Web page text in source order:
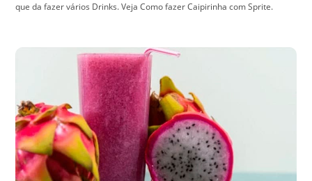
que da fazer vários Drinks. Veja Como fazer Caipirinha com Sprite.